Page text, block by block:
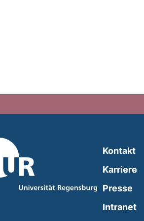
Kontakt
Karriere
Presse
Intranet